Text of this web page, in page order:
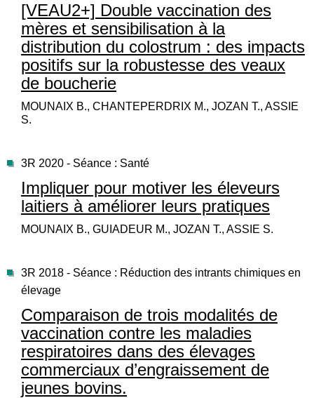
[VEAU2+] Double vaccination des
mères et sensibilisation à la
distribution du colostrum : des impacts
positifs sur la robustesse des veaux
de boucherie
MOUNAIX B., CHANTEPERDRIX M., JOZAN T., ASSIE
S.
3R 2020 - Séance : Santé
Impliquer pour motiver les éleveurs
laitiers à améliorer leurs pratiques
MOUNAIX B., GUIADEUR M., JOZAN T., ASSIE S.
3R 2018 - Séance : Réduction des intrants chimiques en
élevage
Comparaison de trois modalités de
vaccination contre les maladies
respiratoires dans des élevages
commerciaux d’engraissement de
jeunes bovins.